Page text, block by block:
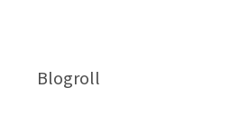
Blogroll